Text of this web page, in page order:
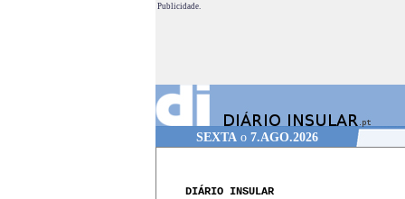
Publicidade.
SEXTAo 7.AGO.2026
DIÁRIO INSULAR